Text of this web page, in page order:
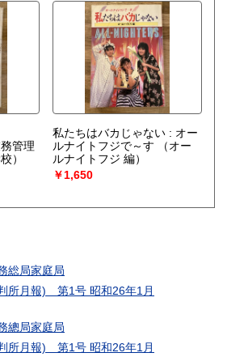
管理
）
私たちはバカじゃない : オー
ルナイトフジで～す
（オー
ルナイトフジ 編）
￥1,650
総局家庭局
所月報) 第1号 昭和26年1月
總局家庭局
所月報) 第1号 昭和26年1月